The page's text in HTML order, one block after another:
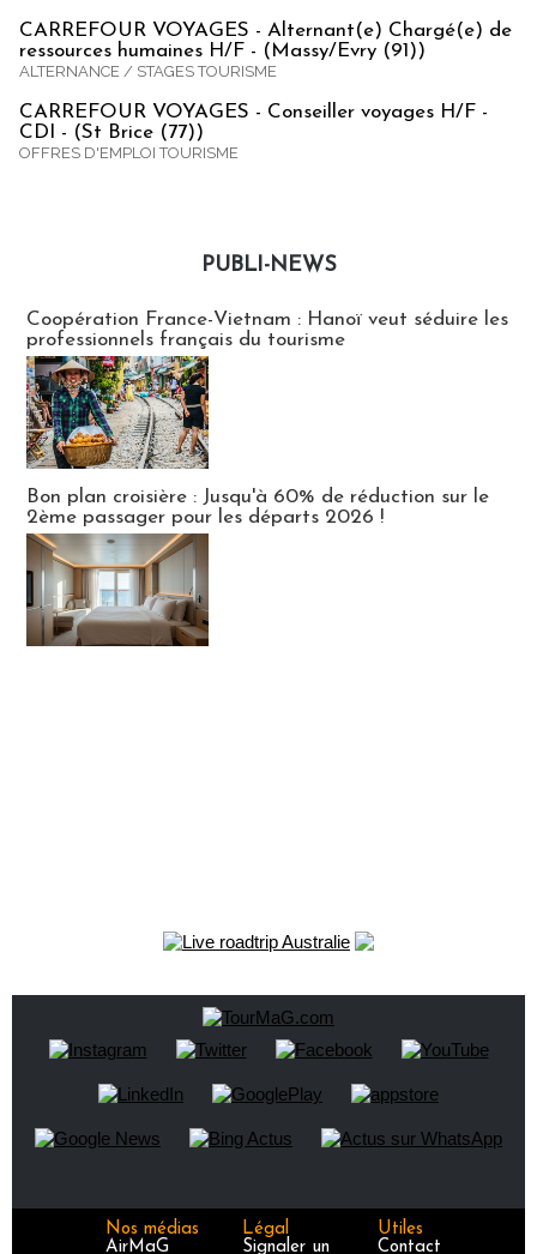
CARREFOUR VOYAGES - Alternant(e) Chargé(e) de
ressources humaines H/F - (Massy/Evry (91))
ALTERNANCE / STAGES TOURISME
CARREFOUR VOYAGES - Conseiller voyages H/F -
CDI - (St Brice (77))
OFFRES D'EMPLOI TOURISME
PUBLI-NEWS
Coopération France-Vietnam : Hanoï veut séduire les
professionnels français du tourisme
Bon plan croisière : Jusqu'à 60% de réduction sur le
2ème passager pour les départs 2026 !
Nos médias
AirMaG
Légal
Signaler un
Utiles
Contact